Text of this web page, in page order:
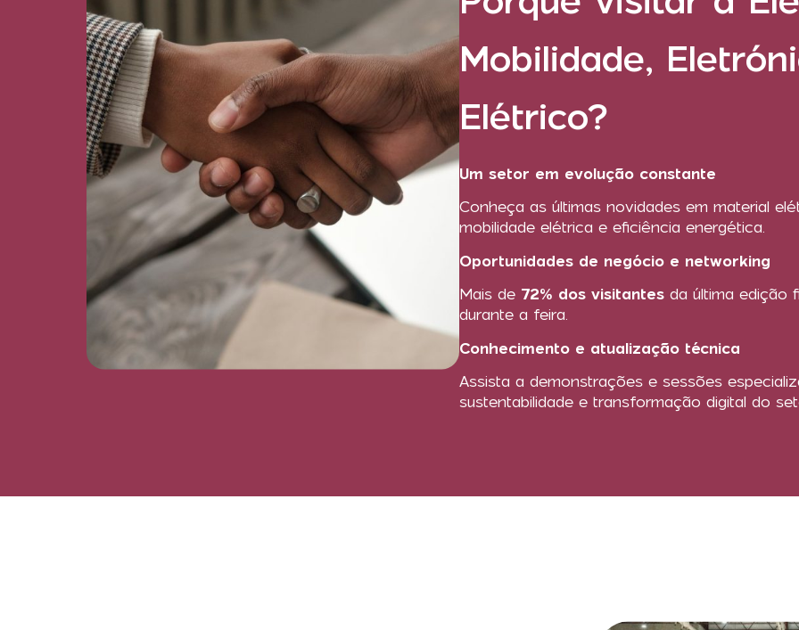
Mobilidade,
Elétrico?
Um setor em evolução constante
Conheça as últimas novidades em material
mobilidade elétrica e eficiência energética.
Oportunidades de negócio e networking
Mais de 72% dos visitantes da última edição
durante a feira.
Conhecimento e atualização técnica
Assista a demonstrações e sessões
sustentabilidade e transformação digital do